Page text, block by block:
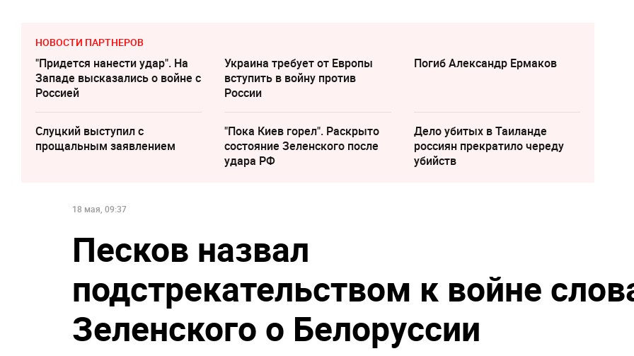
НОВОСТИ ПАРТНЕРОВ
"Придется нанести удар". На
Западе высказались о войне с
Россией
Украина требует от Европы
вступить в войну против
России
Погиб Александр Ермаков
Слуцкий выступил с
прощальным заявлением
"Пока Киев горел". Раскрыто
состояние Зеленского после
удара РФ
Дело убитых в Таиланде
россиян прекратило череду
убийств
18 мая, 09:37
Песков назвал
подстрекательством к войне
Зеленского о Белоруссии